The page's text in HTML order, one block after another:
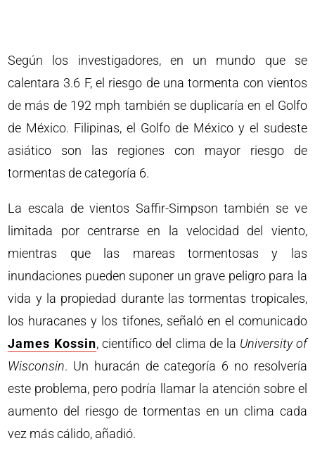
Según los investigadores, en un mundo que se
calentara 3.6 F, el riesgo de una tormenta con vientos
de más de 192 mph también se duplicaría en el Golfo
de México. Filipinas, el Golfo de México y el sudeste
asiático son las regiones con mayor riesgo de
tormentas de categoría 6.
La escala de vientos Saffir-Simpson también se ve
limitada por centrarse en la velocidad del viento,
mientras que las mareas tormentosas y las
inundaciones pueden suponer un grave peligro para la
vida y la propiedad durante las tormentas tropicales,
los huracanes y los tifones, señaló en el comunicado
James Kossin, científico del clima de la University of
Wisconsin. Un huracán de categoría 6 no resolvería
este problema, pero podría llamar la atención sobre el
aumento del riesgo de tormentas en un clima cada
vez más cálido, añadió.